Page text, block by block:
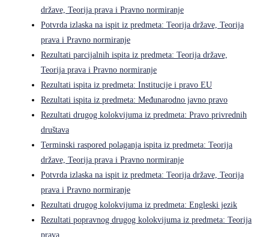
države, Teorija prava i Pravno normiranje
Potvrda izlaska na ispit iz predmeta: Teorija države, Teorija
prava i Pravno normiranje
Rezultati parcijalnih ispita iz predmeta: Teorija države,
Teorija prava i Pravno normiranje
Rezultati ispita iz predmeta: Institucije i pravo EU
Rezultati ispita iz predmeta: Međunarodno javno pravo
Rezultati drugog kolokvijuma iz predmeta: Pravo privrednih
društava
Terminski raspored polaganja ispita iz predmeta: Teorija
države, Teorija prava i Pravno normiranje
Potvrda izlaska na ispit iz predmeta: Teorija države, Teorija
prava i Pravno normiranje
Rezultati drugog kolokvijuma iz predmeta: Engleski jezik
Rezultati popravnog drugog kolokvijuma iz predmeta: Teorija
prava